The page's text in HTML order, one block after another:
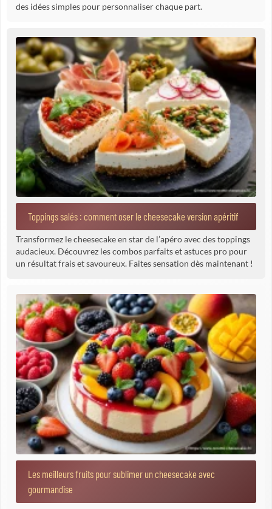
des idées simples pour personnaliser chaque part.
Toppings salés : comment oser le cheesecake version apéritif
Transformez le cheesecake en star de l’apéro avec des toppings
audacieux. Découvrez les combos parfaits et astuces pro pour
un résultat frais et savoureux. Faites sensation dès maintenant !
Les meilleurs fruits pour sublimer un cheesecake avec
gourmandise